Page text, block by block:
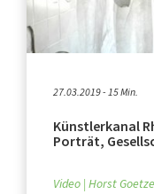
27.03.2019 - 15 Min.
Künstlerkanal
Porträt,
Video Horst Goetze